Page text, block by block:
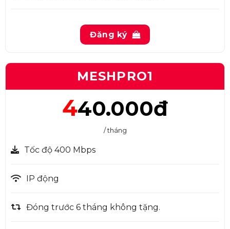
Đăng ký
MESHPRO1
440.000đ
/ tháng
Tốc độ 400 Mbps
IP động
Đóng trước 6 tháng không tặng.